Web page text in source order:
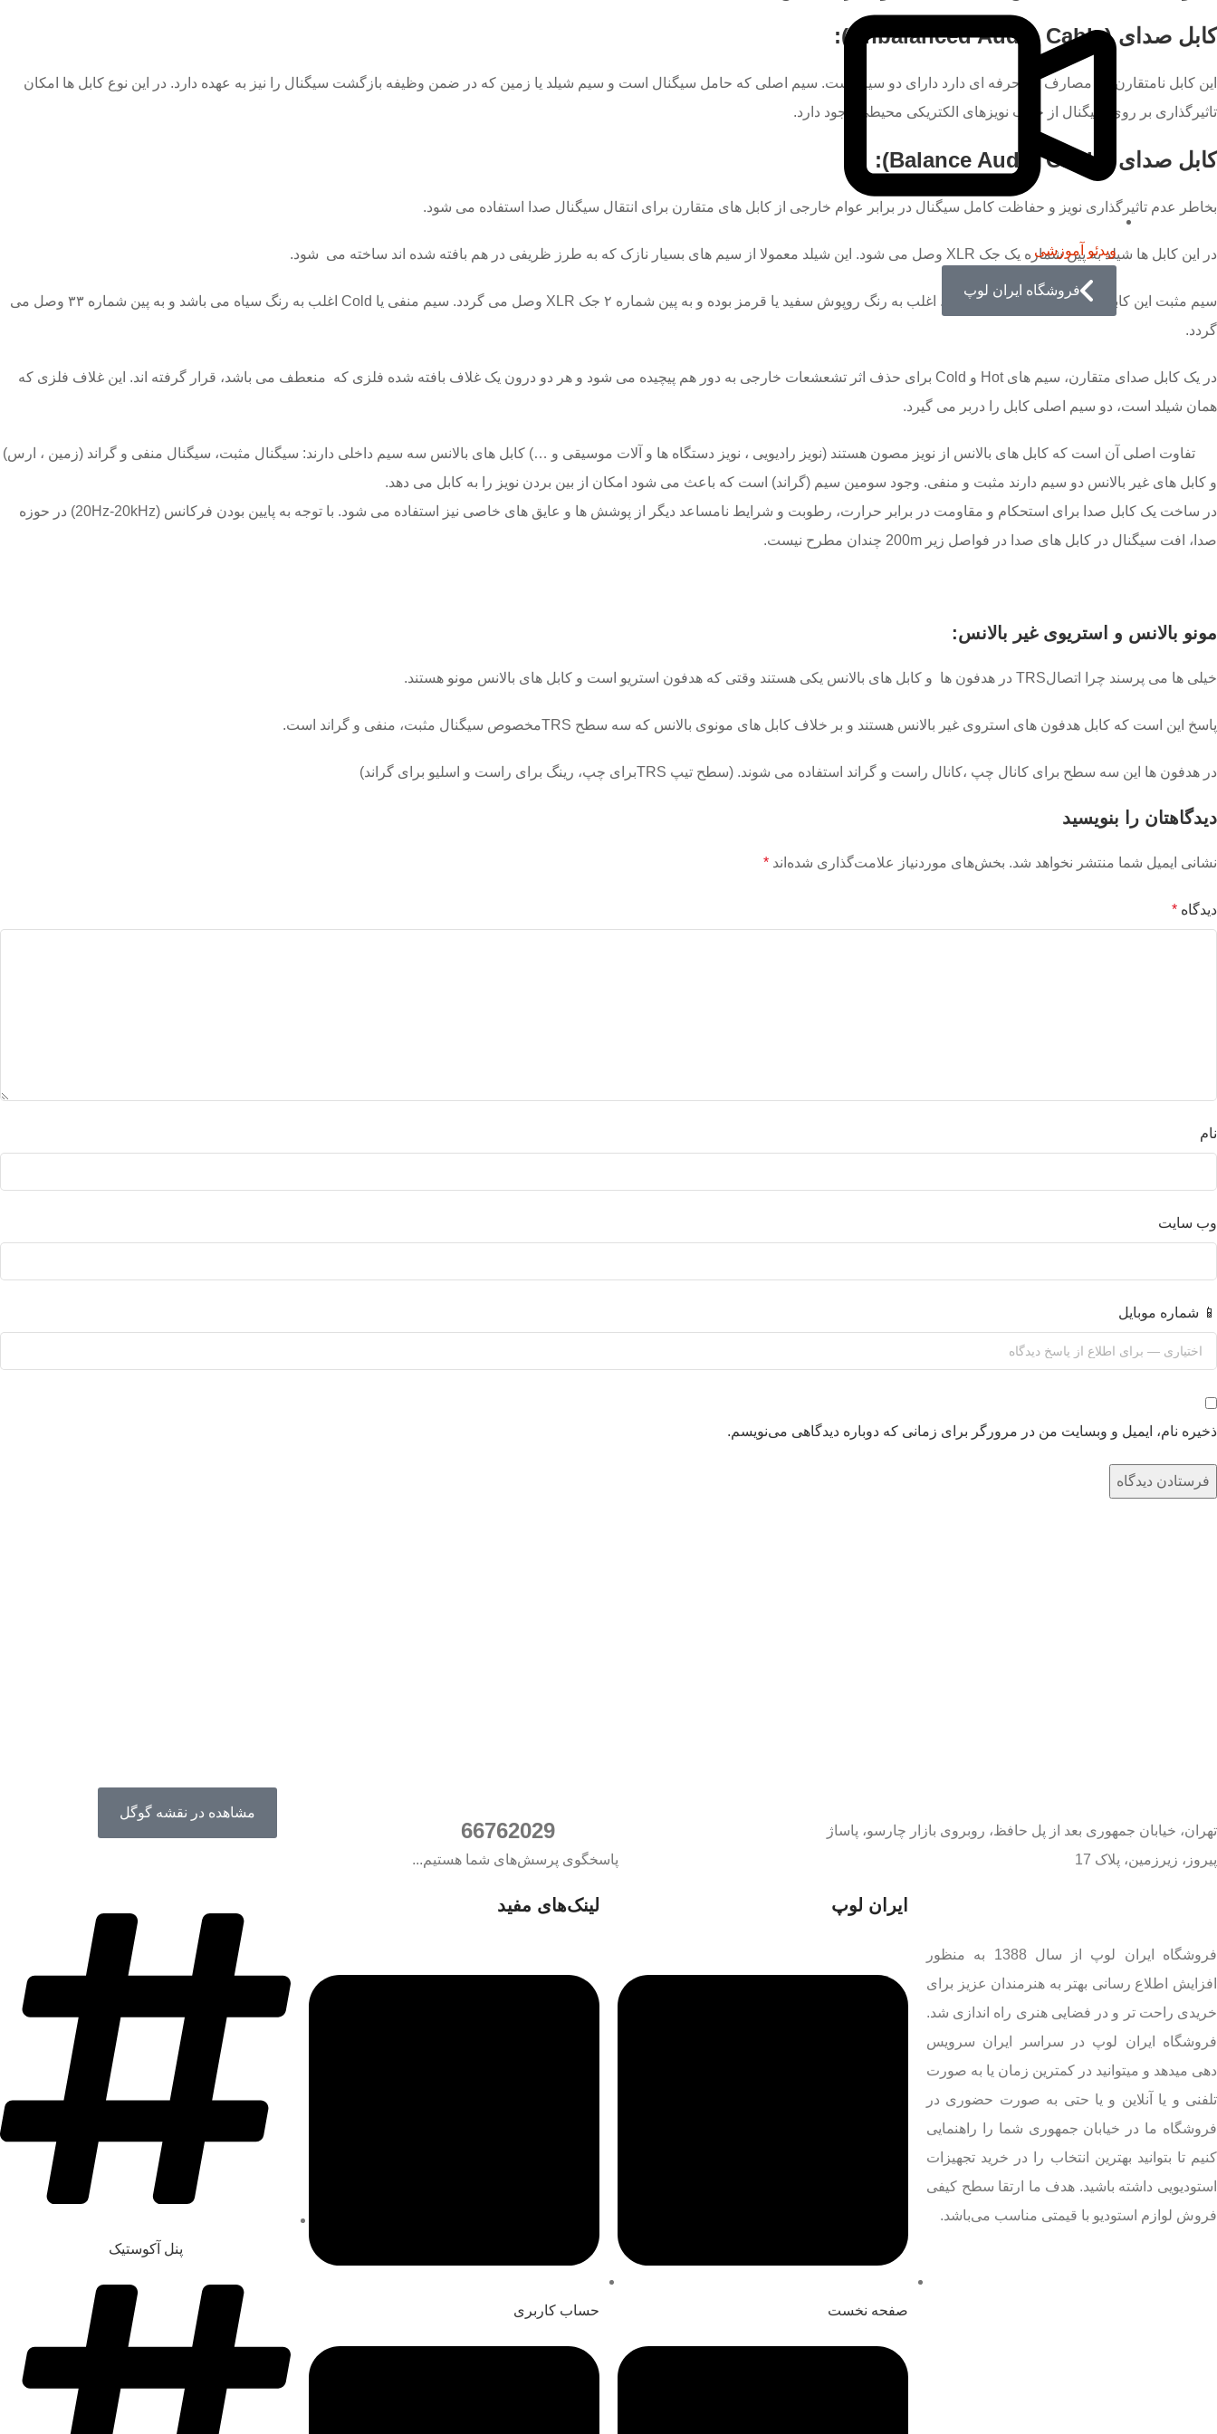
ویدئو آموزشی
فروشگاه ایران لوپ
کابل صدای (Unbalanced Audio Cable
):
این کابل نامتقارن که مصارف غیرحرفه ای دارد دارای دو سیم است. سیم اصلی که حامل سیگنال است و سیم شیلد یا زمین که در ضمن وظیفه بازگشت سیگنال را نیز به عهده دارد. در این نوع کابل ها امکان
تاثیرگذاری بر روی سیگنال از جانب نویزهای الکتریکی محیطی وجود دارد.
کابل صدای ( Balance Audio Cable
):
بخاطر عدم تاثیرگذاری نویز و حفاظت کامل سیگنال در برابر عوام خارجی از کابل های متقارن برای انتقال سیگنال صدا استفاده می شود.
در این کابل ها شیلد به پین شماره یک جک XLR وصل می شود. این شیلد معمولا از سیم های بسیار نازک که به طرز ظریفی در هم بافته شده اند ساخته می شود.
سیم مثبت این کابل ها بهHot نیز معروف است. اغلب به رنگ روپوش سفید یا قرمز بوده و به پین شماره ۲ جک XLR وصل می گردد. سیم منفی یا Cold
اغلب به رنگ سیاه می باشد و به پین شماره ۳۳ وصل می
گردد.
در یک کابل صدای متقارن، سیم هایHot و Cold برای حذف اثر تشعشعات خارجی به دور هم پیچیده می شود و هر دو درون یک غلاف بافته شده فلزی که منعطف می باشد، قرار گرفته اند. این غلاف فلزی که
همان شیلد است، دو سیم اصلی کابل را دربر می گیرد.
تفاوت اصلی آن است که کابل های بالانس از نویز مصون هستند (نویز رادیویی ، نویز دستگاه ها و آلات موسیقی و …) کابل های بالانس سه سیم داخلی دارند: سیگنال مثبت، سیگنال منفی و گراند (زمین ، ارس)
و کابل های غیر بالانس دو سیم دارند مثبت و منفی. وجود سومین سیم (گراند) است که باعث می شود امکان از بین بردن نویز را به کابل می دهد.
در ساخت یک کابل صدا برای استحکام و مقاومت در برابر حرارت، رطوبت و شرایط نامساعد دیگر از پوشش ها و عایق های خاصی نیز استفاده می شود. با توجه به پایین بودن فرکانس (20Hz-20kHz) در حوزه
صدا، افت سیگنال در کابل های صدا در فواصل زیر 200m چندان مطرح نیست.
مونو بالانس و استریوی غیر بالانس:
خیلی ها می پرسند چرا اتصالTRS در هدفون ها و کابل های بالانس یکی هستند وقتی که هدفون استریو است و کابل های بالانس مونو هستند.
پاسخ این است که کابل هدفون های استروی غیر بالانس هستند و بر خلاف کابل های مونوی بالانس که سه سطح TRSمخصوص سیگنال مثبت، منفی و گراند است.
در هدفون ها این سه سطح برای کانال چپ ،کانال راست و گراند استفاده می شوند. (سطح تیپ TRSبرای چپ، رینگ برای راست و اسلیو برای گراند)
دیدگاهتان را بنویسید
نشانی ایمیل شما منتشر نخواهد شد. بخش‌های موردنیاز علامت‌گذاری شده‌اند *
دیدگاه *
نام
وب‌ سایت
📱 شماره موبایل
ذخیره نام، ایمیل و وبسایت من در مرورگر برای زمانی که دوباره دیدگاهی می‌نویسم.
تهران، خیابان جمهوری بعد از پل حافظ، روبروی بازار چارسو، پاساژ
پیروز، زیرزمین، پلاک 17
66762029
پاسخگوی پرسش‌های شما هستیم...
مشاهده در نقشه گوگل
فروشگاه ایران لوپ از سال 1388 به منظور
افزایش اطلاع رسانی بهتر به هنرمندان عزیز برای
خریدی راحت تر و در فضایی هنری راه اندازی شد.
فروشگاه ایران لوپ در سراسر ایران سرویس
دهی میدهد و میتوانید در کمترین زمان یا به صورت
تلفنی و یا آنلاین و یا حتی به صورت حضوری در
فروشگاه ما در خیابان جمهوری شما را راهنمایی
کنیم تا بتوانید بهترین انتخاب را در خرید تجهیزات
استودیویی داشته باشید. هدف ما ارتقا سطح کیفی
فروش لوازم استودیو با قیمتی مناسب می‌باشد.
ایران لوپ
صفحه نخست
لینک‌های مفید
حساب کاربری
پنل آکوستیک